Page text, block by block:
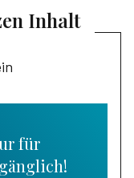
Inhalt
für